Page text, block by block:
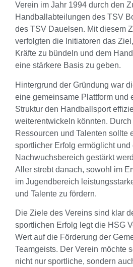
Verein im Jahr 1994 durch den
Handballabteilungen des TSV
des TSV Dauelsen. Mit diesem
verfolgten die Initiatoren das
Kräfte zu bündeln und dem
eine stärkere Basis zu geben.
Hintergrund der Gründung war
eine gemeinsame Plattform und
Struktur den Handballsport
weiterentwickeln könnten.
Ressourcen und Talenten sollte
sportlicher Erfolg ermöglicht und
Nachwuchsbereich gestärkt
Aller strebt danach, sowohl im
im Jugendbereich
und Talente zu fördern.
Die Ziele des Vereins sind klar
sportlichen Erfolg legt die HSG
Wert auf die Förderung der
Teamgeists. Der Verein möchte
nicht nur sportliche, sondern